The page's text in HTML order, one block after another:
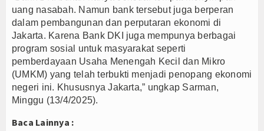
uang nasabah. Namun bank tersebut juga berperan
dalam pembangunan dan perputaran ekonomi di
Jakarta. Karena Bank DKI juga mempunya berbagai
program sosial untuk masyarakat seperti
pemberdayaan Usaha Menengah Kecil dan Mikro
(UMKM) yang telah terbukti menjadi penopang ekonomi
negeri ini. Khususnya Jakarta,” ungkap Sarman,
Minggu (13/4/2025).
Baca Lainnya :